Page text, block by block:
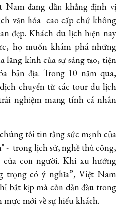
Nam đang dần khẳng định vị
văn hóa cao cấp chứ không
đẹp. Khách du lịch hiện nay
họ muốn khám phá những
lăng kính của sự sáng tạo, tiện
bản địa. Trong 10 năm qua,
chuyển từ các tour du lịch
nghiệm mang tính cá nhân
tôi tin rằng sức mạnh của
- trong lịch sử, nghề thủ công,
của con người. Khi xu hướng
trọng có ý nghĩa”, Việt Nam
bắt kịp mà còn dẫn đầu trong
mới về sự hiếu khách.